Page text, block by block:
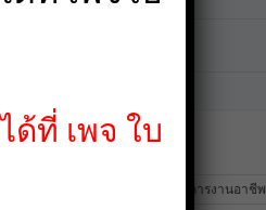
ป้ายกำกับ
การงานอาชีพ
ที่ เพจ ใบ